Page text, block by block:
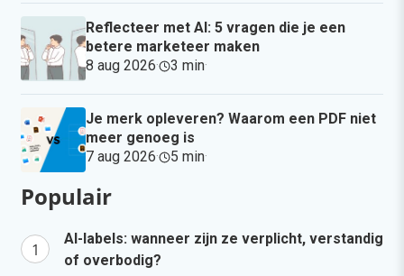
Reflecteer met AI: 5 vragen die je een
betere marketeer maken
8 aug 2026· 3 min·
Je merk opleveren? Waarom een PDF niet
meer genoeg is
7 aug 2026· 5 min·
Populair
AI-labels: wanneer zijn ze verplicht, verstandig
of overbodig?